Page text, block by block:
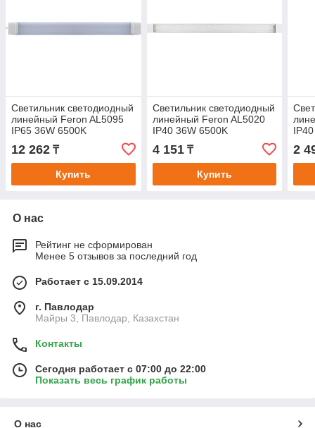
Светильник светодиодный
линейный Feron AL5095
IP65 36W 6500K
1210*70*43мм
12 262 ₸
Купить
Светильник светодиодный
линейный Feron AL5020
IP40 36W 6500K
1200*23*60мм
4 151₸
Купить
2
О нас
Рейтинг не сформирован
Менее 5 отзывов за последний год
Работает с 15.09.2014
г. Павлодар
Майры 3, Павлодар, Казахстан
Контакты
Сегодня работает с 07:00 до 22:00
Показать весь график работы
О нас